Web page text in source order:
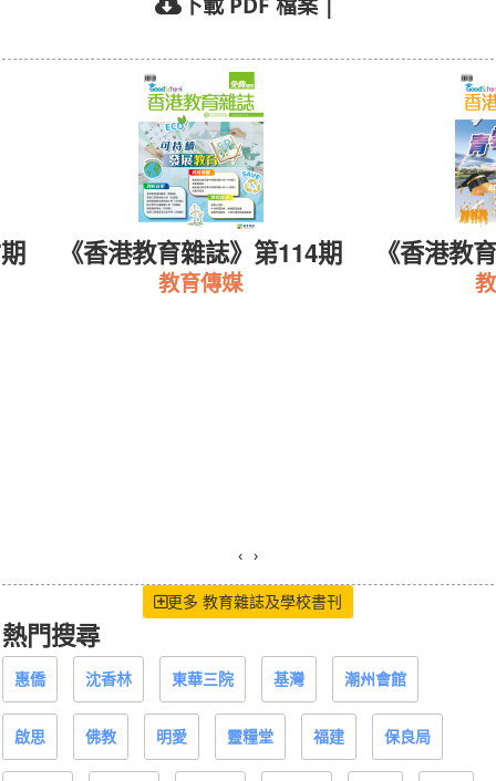
《香港教育雜誌》第114期
教育傳媒
《香港教
‹ ›
更多 教育雜誌及學校書刊
熱門搜尋
惠僑 沈香林 東華三院 基灣 潮州會館
啟思 佛教 明愛 靈糧堂 福建 保良局